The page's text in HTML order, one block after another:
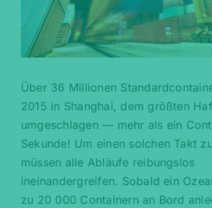
Über 36 Millionen
2015 in Shanghai, dem größten
umgeschlagen — mehr als ein
Sekunde! Um einen solchen Takt
müssen alle Abläufe reibungslos
ineinandergreifen. Sobald ein
zu 20 000 Containern an Bord